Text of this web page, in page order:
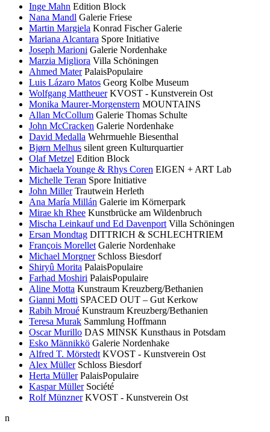
Inge Mahn Edition Block
Nana Mandl Galerie Friese
Martin Margiela Konrad Fischer Galerie
Mariana Alcantara Spore Initiative
Joseph Marioni Galerie Nordenhake
Marzia Migliora Villa Schöningen
Ahmed Mater PalaisPopulaire
Luis Lázaro Matos Georg Kolbe Museum
Wolfgang Mattheuer KVOST - Kunstverein Ost
Monika Maurer-Morgenstern MOUNTAINS
Allan McCollum Galerie Thomas Schulte
John McCracken Galerie Nordenhake
David Medalla Wehrmuehle Biesenthal
Bjørn Melhus silent green Kulturquartier
Olaf Metzel Edition Block
Michaela Younge & Rhys Coren EIGEN + ART Lab
Michelle Teran Spore Initiative
John Miller Trautwein Herleth
Ana María Millán Galerie im Körnerpark
Mirae kh Rhee Kunstbrücke am Wildenbruch
Mischa Leinkauf und Ed Davenport Villa Schöningen
Ersan Mondtag DITTRICH & SCHLECHTRIEM
François Morellet Galerie Nordenhake
Michael Morgner Schloss Biesdorf
Shiryû Morita PalaisPopulaire
Farhad Moshiri PalaisPopulaire
Aline Motta Kunstraum Kreuzberg/Bethanien
Gianni Motti SPACED OUT – Gut Kerkow
Rabih Mroué Kunstraum Kreuzberg/Bethanien
Teresa Murak Sammlung Hoffmann
Oscar Murillo DAS MINSK Kunsthaus in Potsdam
Esko Männikkö Galerie Nordenhake
Alfred T. Mörstedt KVOST - Kunstverein Ost
Alex Müller Schloss Biesdorf
Herta Müller PalaisPopulaire
Kaspar Müller Société
Rolf Münzner KVOST - Kunstverein Ost
n